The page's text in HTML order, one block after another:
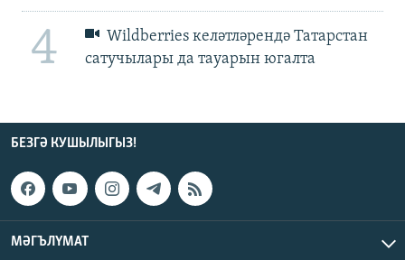
4
Wildberries келәтләрендә Татарстан
сатучылары да тауарын югалта
БЕЗГӘ КУШЫЛЫГЫЗ!
МӘГЪЛҮМАТ